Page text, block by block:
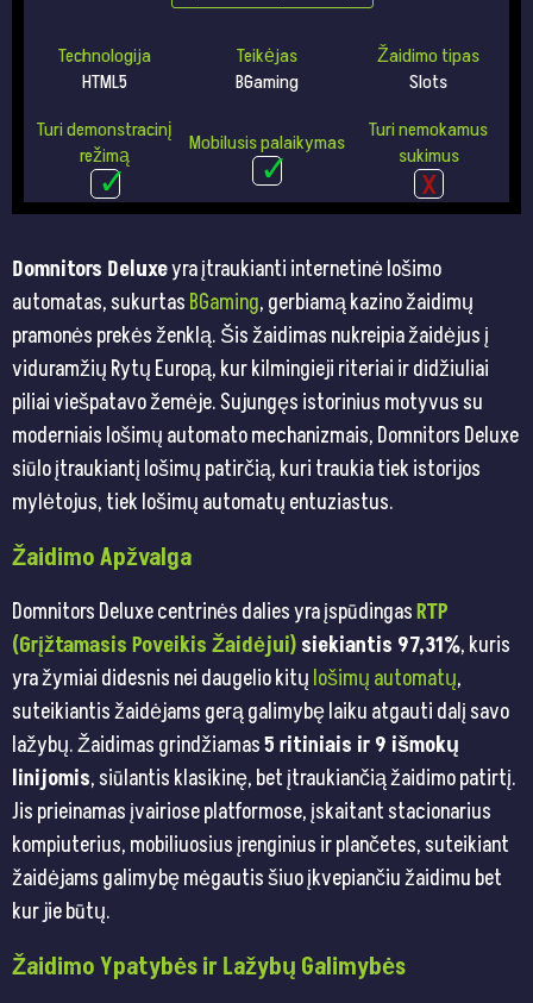
Technologija
HTML5
Teikėjas
BGaming
Žaidimo tipas
Slots
Turi demonstracinį
režimą
Mobilusis palaikymas
Turi nemokamus
sukimus
Domnitors Deluxeyra įtraukianti internetinė lošimo
automatas, sukurtas BGaming, gerbiamą kazino žaidimų
pramonės prekės ženklą. Šis žaidimas nukreipia žaidėjus į
viduramžių Rytų Europą, kur kilmingieji riteriai ir didžiuliai
piliai viešpatavo žemėje. Sujungęs istorinius motyvus su
moderniais lošimų automato mechanizmais, Domnitors Deluxe
siūlo įtraukiantį lošimų patirčią, kuri traukia tiek istorijos
mylėtojus, tiek lošimų automatų entuziastus.
Žaidimo Apžvalga
Domnitors Deluxe centrinės dalies yra įspūdingasRTP
(Grįžtamasis Poveikis Žaidėjui) siekiantis 97,31%, kuris
yra žymiai didesnis nei daugelio kitų lošimų automatų,
suteikiantis žaidėjams gerą galimybę laiku atgauti dalį savo
lažybų. Žaidimas grindžiamas5 ritiniais ir 9 išmokų
linijomis, siūlantis klasikinę, bet įtraukiančią žaidimo patirtį.
Jis prieinamas įvairiose platformose, įskaitant stacionarius
kompiuterius, mobiliuosius įrenginius ir plančetes, suteikiant
žaidėjams galimybę mėgautis šiuo įkvepiančiu žaidimu bet
kur jie būtų.
Žaidimo Ypatybės ir Lažybų Galimybės